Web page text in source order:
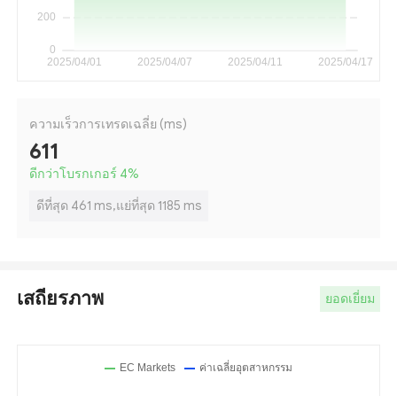
ความเร็วการเทรดเฉลี่ย (ms)
611
ดีกว่าโบรกเกอร์ 4%
ดีที่สุด 461 ms,แย่ที่สุด 1185 ms
เสถียรภาพ ยอดเยี่ยม